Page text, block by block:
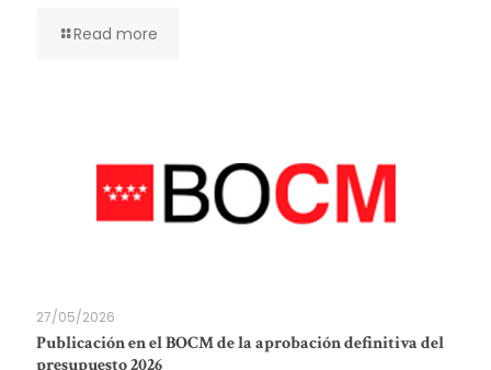
Read more
27/05/2026
Publicación en el BOCM de la aprobación definitiva del